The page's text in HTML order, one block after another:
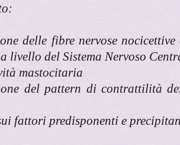
delle fibre nervose
livello del Sistema Nervoso
mastocitaria
del pattern di contrattilità
fattori predisponenti e